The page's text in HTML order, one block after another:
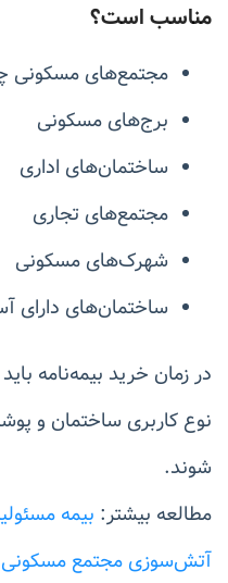
مناسب است؟
مجتمع‌های مسکونی
برج‌های مسکونی
ساختمان‌های اداری
مجتمع‌های تجاری
شهرک‌های مسکونی
ساختمان‌های دارای
در زمان خرید بیمه‌نامه
نوع کاربری ساختمان و
شوند.
مطالعه بیشتر: بیمه
آتش‌سوزی مجتمع مسکونی